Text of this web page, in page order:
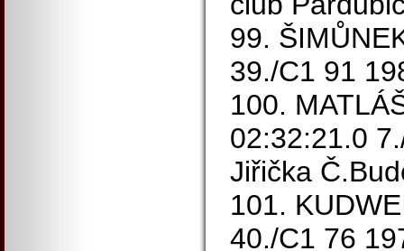
99.
39./C1 91
100.
02:32:21.0
Jiřička
101.
40./C1 76